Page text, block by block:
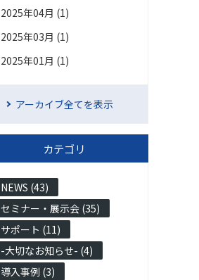
2025年04月 (1)
2025年03月 (1)
2025年01月 (1)
アーカイブ全てを表示
カテゴリ
NEWS (43)
セミナー・展示会 (35)
サポート (11)
-大切なお知らせ- (4)
導入事例 (3)